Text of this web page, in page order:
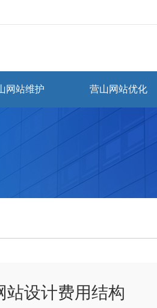
网站维护 营山网站优化
站设计费用结构